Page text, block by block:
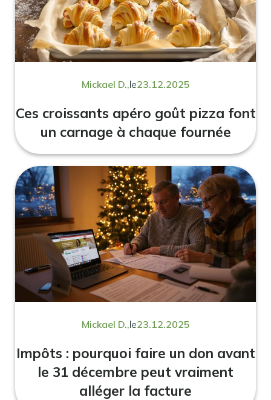
Mickael D.,le23.12.2025
Ces croissants apéro goût pizza font
un carnage à chaque fournée
Mickael D.,le23.12.2025
Impôts : pourquoi faire un don avant
le 31 décembre peut vraiment
alléger la facture